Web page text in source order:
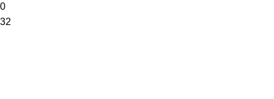
0
32